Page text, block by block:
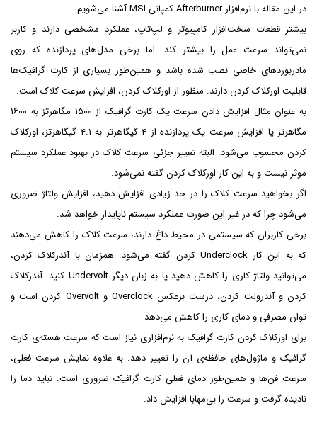
در این مقاله با نرم‌افزار Afterburner کمپانی MSI آشنا می‌شویم.
بیشتر قطعات سخت‌افزار کامپیوتر و لپ‌تاپ، عملکرد مشخصی دارند و کاربر
نمی‌تواند سرعت عمل را بیشتر کند. اما برخی مدل‌های پردازنده که روی
مادربوردهای خاصی نصب شده باشد و همین‌طور بسیاری از کارت گرافیک‌ها
قابلیت اورکلاک کردن دارند. منظور از اورکلاک کردن، افزایش سرعت کلاک است.
به عنوان مثال افزایش دادن سرعت یک کارت گرافیک از ۱۵۰۰ مگاهرتز به ۱۶۰۰
مگاهرتز یا افزایش سرعت یک پردازنده از ۴ گیگاهرتز به ۴.۱ گیگاهرتز، اورکلاک
کردن محسوب می‌شود. البته تغییر جزئی سرعت کلاک در بهبود عملکرد سیستم
موثر نیست و به این کار اورکلاک کردن گفته نمی‌شود.
اگر بخواهید سرعت کلاک را در حد زیادی افزایش دهید، افزایش ولتاژ ضروری
می‌شود چرا که در غیر این صورت عملکرد سیستم ناپایدار خواهد شد.
برخی کاربران که سیستمی در محیط داغ دارند، سرعت کلاک را کاهش می‌دهند
که به این کار Underclock کردن گفته می‌شود. همزمان با آندرکلاک کردن،
می‌توانید ولتاژ کاری را کاهش دهید یا به زبان دیگر Undervolt کنید. آندرکلاک
کردن و آندرولت کردن، درست برعکس Overclock و Overvolt کردن است و
توان مصرفی و دمای کاری را کاهش می‌دهد
برای اورکلاک کردن کارت گرافیک به نرم‌افزاری نیاز است که سرعت هسته‌ی کارت
گرافیک و ماژول‌های حافظه‌ی آن را تغییر دهد. به علاوه نمایش سرعت فعلی،
سرعت فن‌ها و همین‌طور دمای فعلی کارت گرافیک ضروری است. نباید دما را
نادیده گرفت و سرعت را بی‌مهابا افزایش داد.